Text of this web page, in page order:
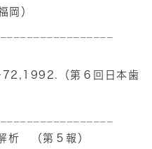
岡）
72,1992.（第６回日本歯
析 （第５報）